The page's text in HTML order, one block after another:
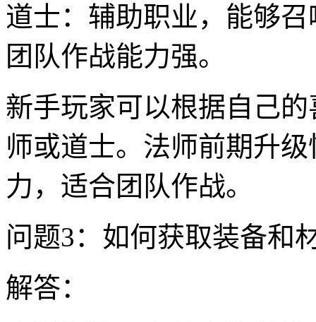
道士：辅助职业，能够
团队作战能力强。
新手玩家可以根据自己
师或道士。法师前期升
力，适合团队作战。
问题3：如何获取装备和
解答：